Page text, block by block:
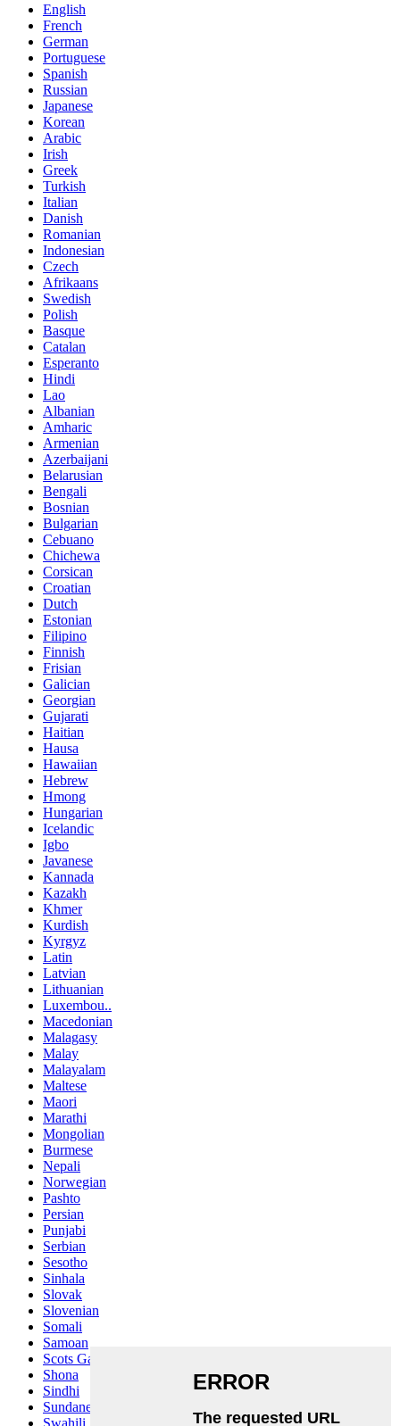
English
French
German
Portuguese
Spanish
Russian
Japanese
Korean
Arabic
Irish
Greek
Turkish
Italian
Danish
Romanian
Indonesian
Czech
Afrikaans
Swedish
Polish
Basque
Catalan
Esperanto
Hindi
Lao
Albanian
Amharic
Armenian
Azerbaijani
Belarusian
Bengali
Bosnian
Bulgarian
Cebuano
Chichewa
Corsican
Croatian
Dutch
Estonian
Filipino
Finnish
Frisian
Galician
Georgian
Gujarati
Haitian
Hausa
Hawaiian
Hebrew
Hmong
Hungarian
Icelandic
Igbo
Javanese
Kannada
Kazakh
Khmer
Kurdish
Kyrgyz
Latin
Latvian
Lithuanian
Luxembou..
Macedonian
Malagasy
Malay
Malayalam
Maltese
Maori
Marathi
Mongolian
Burmese
Nepali
Norwegian
Pashto
Persian
Punjabi
Serbian
Sesotho
Sinhala
Slovak
Slovenian
Somali
Samoan
Scots Gaelic
Shona
Sindhi
Sundanese
Swahili